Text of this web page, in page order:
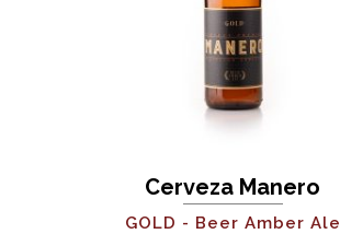
Cerveza Manero
GOLD - Beer Amber Ale